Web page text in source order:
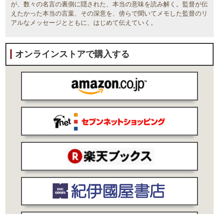
が、数々の名言の裏側に隠された、本当の意味を読み解く。監督が伝
えたかった本当の言葉、その深意を、傍らで聞いてメモした監督のリ
アルなメッセージとともに、はじめて伝えていく。
オンラインストアで購入する